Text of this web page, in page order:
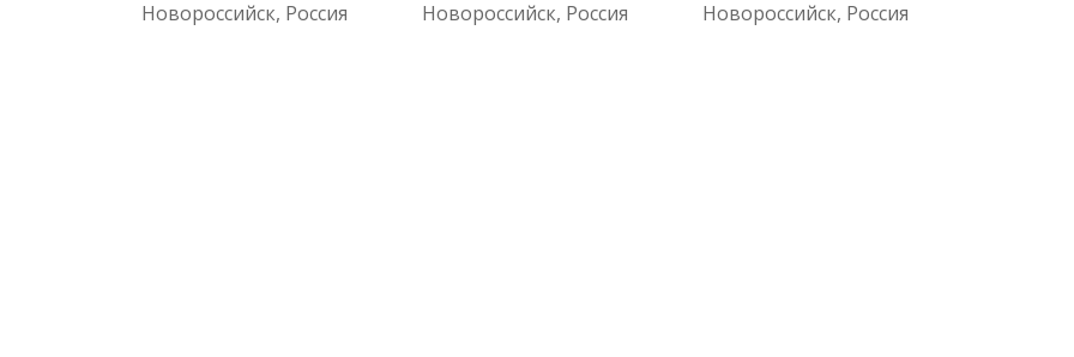
Новороссийск, Россия
Новороссийск, Россия
Новороссийск, Россия